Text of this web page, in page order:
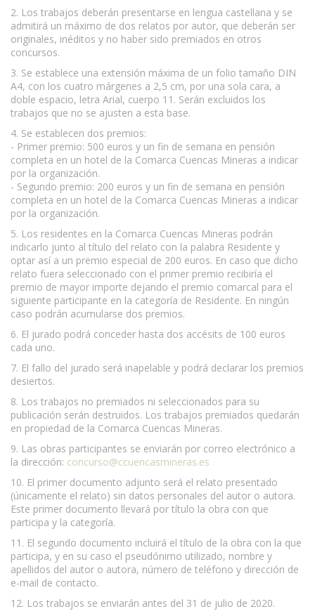
2. Los trabajos deberán presentarse en lengua castellana y se
admitirá un máximo de dos relatos por autor, que deberán ser
originales, inéditos y no haber sido premiados en otros
concursos.
3. Se establece una extensión máxima de un folio tamaño DIN
A4, con los cuatro márgenes a 2,5 cm, por una sola cara, a
doble espacio, letra Arial, cuerpo 11. Serán excluidos los
trabajos que no se ajusten a esta base.
4. Se establecen dos premios:
- Primer premio: 500 euros y un fin de semana en pensión
completa en un hotel de la Comarca Cuencas Mineras a indicar
por la organización.
- Segundo premio: 200 euros y un fin de semana en pensión
completa en un hotel de la Comarca Cuencas Mineras a indicar
por la organización.
5. Los residentes en la Comarca Cuencas Mineras podrán
indicarlo junto al título del relato con la palabra Residente y
optar así a un premio especial de 200 euros. En caso que dicho
relato fuera seleccionado con el primer premio recibiría el
premio de mayor importe dejando el premio comarcal para el
siguiente participante en la categoría de Residente. En ningún
caso podrán acumularse dos premios.
6. El jurado podrá conceder hasta dos accésits de 100 euros
cada uno.
7. El fallo del jurado será inapelable y podrá declarar los premios
desiertos.
8. Los trabajos no premiados ni seleccionados para su
publicación serán destruidos. Los trabajos premiados quedarán
en propiedad de la Comarca Cuencas Mineras.
9. Las obras participantes se enviarán por correo electrónico a
la dirección: concurso@ccuencasmineras.es
10. El primer documento adjunto será el relato presentado
(únicamente el relato) sin datos personales del autor o autora.
Este primer documento llevará por título la obra con que
participa y la categoría.
11. El segundo documento incluirá el título de la obra con la que
participa, y en su caso el pseudónimo utilizado, nombre y
apellidos del autor o autora, número de teléfono y dirección de
e-mail de contacto.
12. Los trabajos se enviarán antes del 31 de julio de 2020.